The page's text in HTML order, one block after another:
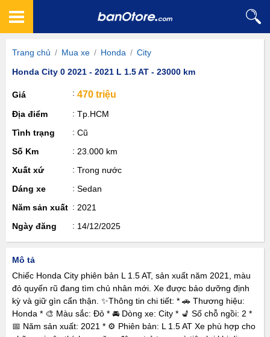
Trang chủ / Mua xe / Honda / City
Honda City 0 2021 - 2021 L 1.5 AT - 23000 km
Giá 470 triệu
Địa điểm
Tp.HCM
Tình trạng
Cũ
Số Km
23.000 km
Xuất xứ
Trong nước
Dáng xe
Sedan
Năm sản xuất
2021
Ngày đăng
14/12/2025
Mô tả
Chiếc Honda City phiên bản L 1.5 AT, sản xuất năm 2021, màu
đỏ quyến rũ đang tìm chủ nhân mới. Xe được bảo dưỡng định
kỳ và giữ gìn cẩn thận. ✨Thông tin chi tiết: * 🚗 Thương hiệu:
Honda * 🎨 Màu sắc: Đỏ * 🚘 Dòng xe: City * 💺 Số chỗ ngồi: 2 *
📅 Năm sản xuất: 2021 * ⚙️ Phiên bản: L 1.5 AT Xe phù hợp cho